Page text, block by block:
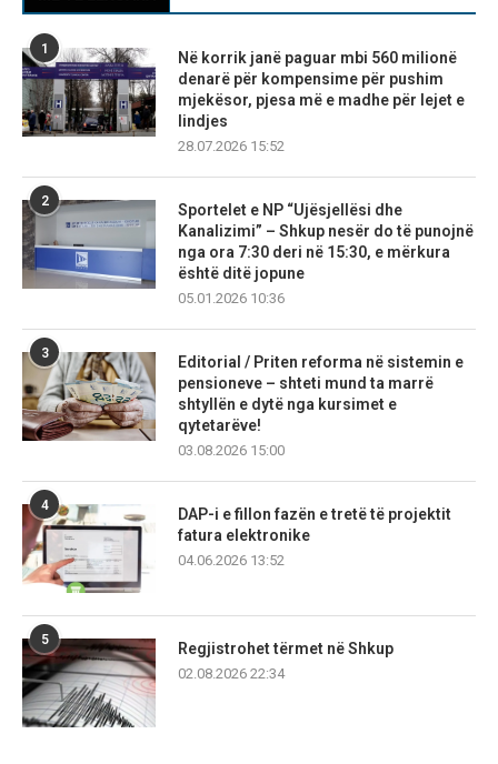
1
Në korrik janë paguar mbi 560 milionë
denarë për kompensime për pushim
mjekësor, pjesa më e madhe për lejet e
lindjes
28.07.2026 15:52
2
Sportelet e NP “Ujësjellësi dhe
Kanalizimi” – Shkup nesër do të punojnë
nga ora 7:30 deri në 15:30, e mërkura
është ditë jopune
05.01.2026 10:36
3
Editorial / Priten reforma në sistemin e
pensioneve – shteti mund ta marrë
shtyllën e dytë nga kursimet e
qytetarëve!
03.08.2026 15:00
4
DAP-i e fillon fazën e tretë të projektit
fatura elektronike
04.06.2026 13:52
5
Regjistrohet tërmet në Shkup
02.08.2026 22:34